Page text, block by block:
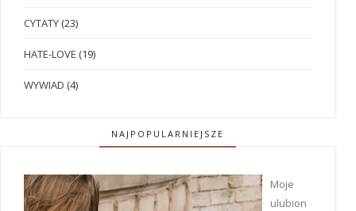
CYTATY (23)
HATE-LOVE (19)
WYWIAD (4)
NAJPOPULARNIEJSZE
Moje
ulubion